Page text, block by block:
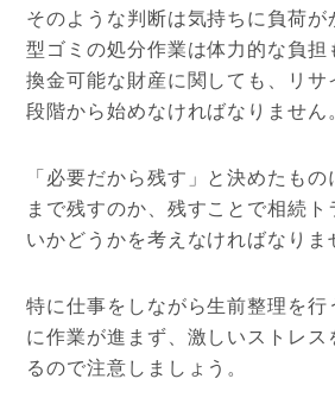
そのような判断は気持ちに負荷が
型ゴミの処分作業は体力的な負担
換金可能な財産に関しても、リサ
段階から始めなければなりません
「必要だから残す」と決めたも
まで残すのか、残すことで相続ト
いかどうかを考えなければなりま
特に仕事をしながら生前整理を行
に作業が進まず、激しいストレス
るので注意しましょう。